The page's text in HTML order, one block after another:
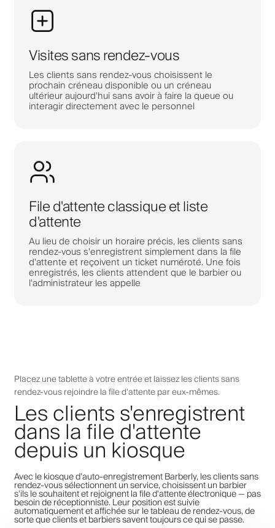
Visites sans rendez-vous
Les clients sans rendez-vous choisissent le
prochain créneau disponible ou un créneau
ultérieur aujourd'hui sans avoir à faire la queue ou
interagir directement avec le personnel
File d'attente classique et liste
d'attente
Au lieu de choisir un horaire précis, les clients sans
rendez-vous s'enregistrent simplement dans la file
d'attente et reçoivent un ticket numéroté. Une fois
enregistrés, les clients attendent que le barbier ou
l'administrateur les appelle
Placez une tablette à votre entrée et laissez les clients sans
rendez-vous rejoindre la file d'attente par eux-mêmes.
Les clients s'enregistrent
dans la file d'attente
depuis un kiosque
Avec le kiosque d'auto-enregistrement Barberly, les clients sans
rendez-vous sélectionnent un service, choisissent un barbier
s'ils le souhaitent et rejoignent la file d'attente électronique — pas
besoin de réceptionniste. Leur position est suivie
automatiquement et affichée sur le tableau de rendez-vous, de
sorte que clients et barbiers savent toujours ce qui se passe.